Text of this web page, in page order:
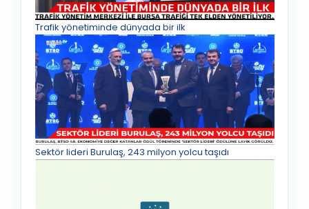
Trafik yönetiminde dünyada bir ilk
Sektör lideri Burulaş, 243 milyon yolcu taşıdı